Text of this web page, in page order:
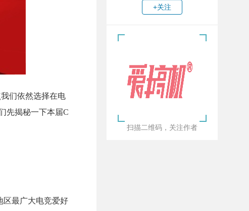
们依然选择在电
先揭秘一下本届C
区最广大电竞爱好
+关注
扫描二维码，关注作者